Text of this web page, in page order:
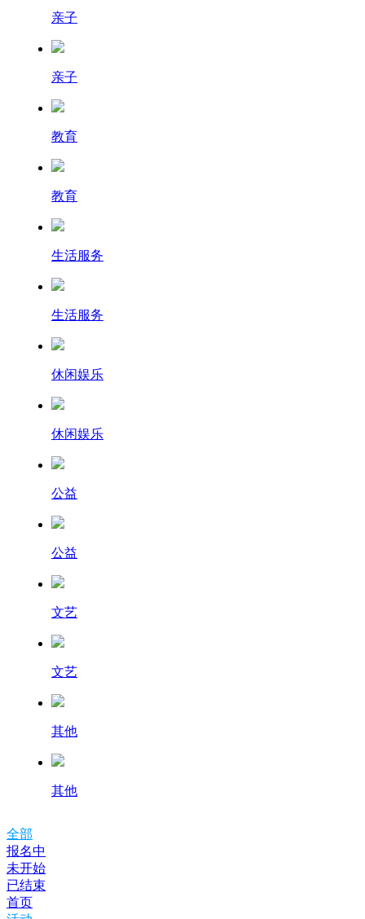
亲子
亲子
教育
教育
生活服务
生活服务
休闲娱乐
休闲娱乐
公益
公益
文艺
文艺
其他
其他
全部
报名中
未开始
已结束
首页